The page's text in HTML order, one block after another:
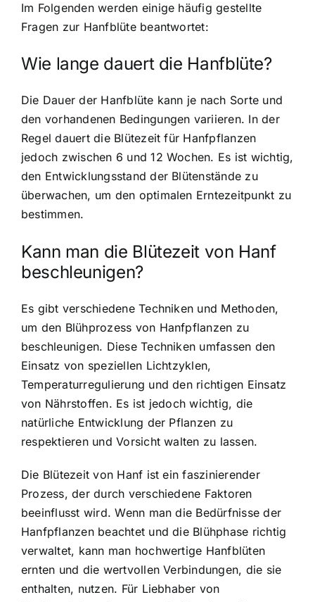
Im Folgenden werden einige häufig gestellte
Fragen zur Hanfblüte beantwortet:
Wie lange dauert die Hanfblüte?
Die Dauer der Hanfblüte kann je nach Sorte und
den vorhandenen Bedingungen variieren. In der
Regel dauert die Blütezeit für Hanfpflanzen
jedoch zwischen 6 und 12 Wochen. Es ist wichtig,
den Entwicklungsstand der Blütenstände zu
überwachen, um den optimalen Erntezeitpunkt zu
bestimmen.
Kann man die Blütezeit von Hanf
beschleunigen?
Es gibt verschiedene Techniken und Methoden,
um den Blühprozess von Hanfpflanzen zu
beschleunigen. Diese Techniken umfassen den
Einsatz von speziellen Lichtzyklen,
Temperaturregulierung und den richtigen Einsatz
von Nährstoffen. Es ist jedoch wichtig, die
natürliche Entwicklung der Pflanzen zu
respektieren und Vorsicht walten zu lassen.
Die Blütezeit von Hanf ist ein faszinierender
Prozess, der durch verschiedene Faktoren
beeinflusst wird. Wenn man die Bedürfnisse der
Hanfpflanzen beachtet und die Blühphase richtig
verwaltet, kann man hochwertige Hanfblüten
ernten und die wertvollen Verbindungen, die sie
enthalten, nutzen. Für Liebhaber von